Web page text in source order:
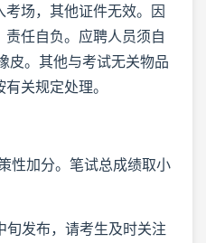
场，其他证件无效。因
任自负。应聘人员须自
皮。其他与考试无关物品
关规定处理。
性加分。笔试总成绩取小
发布，请考生及时关注